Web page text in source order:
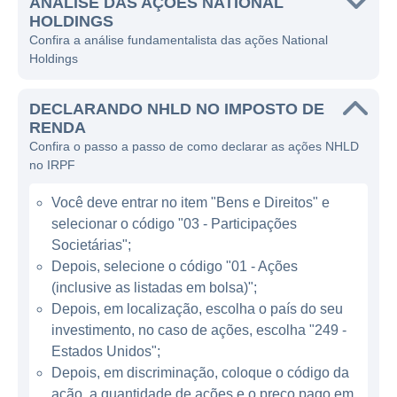
A National Holdings opera em várias áreas
do mercado financeiro, com ênfase especial
em intermediação, consultoria de
inclui a assistência a clientes na compra e
venda de ativos financeiros, bem como
oferecendo conselhos sobre estratégias de
a empresa busca maximizar o potencial de
retorno para os seus clientes, além de
proporcionar uma abordagem personalizada
que leva em consideração as necessidades
e objetivos individuais de cada cliente.
ATUAÇÃO DA NATIONAL HOLDINGS
O modelo de negócios da National Holdings
HOLDINGS
Confira a análise fundamentalista das ações National
Holdings
DECLARANDO NHLD NO IMPOSTO DE
RENDA
Confira o passo a passo de como declarar as ações NHLD
no IRPF
Você deve entrar no item "Bens e Direitos" e
selecionar o código "03 - Participações
Societárias";
Depois, selecione o código "01 - Ações
(inclusive as listadas em bolsa)";
Depois, em localização, escolha o país do seu
investimento, no caso de ações, escolha "249 -
Estados Unidos";
Depois, em discriminação, coloque o código da
ação, a quantidade de ações e o preço pago em